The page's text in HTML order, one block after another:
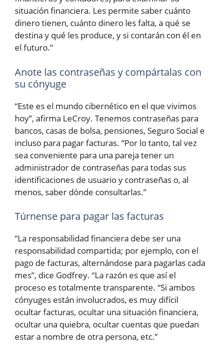
situación financiera. Les permite saber cuánto
dinero tienen, cuánto dinero les falta, a qué se
destina y qué les produce, y si contarán con él en
el futuro.”
Anote las contraseñas y compártalas con
su cónyuge
“Este es el mundo cibernético en el que vivimos
hoy”, afirma LeCroy. Tenemos contraseñas para
bancos, casas de bolsa, pensiones, Seguro Social e
incluso para pagar facturas. “Por lo tanto, tal vez
sea conveniente para una pareja tener un
administrador de contraseñas para todas sus
identificaciones de usuario y contraseñas o, al
menos, saber dónde consultarlas.”
Túrnense para pagar las facturas
“La responsabilidad financiera debe ser una
responsabilidad compartida; por ejemplo, con el
pago de facturas, alternándose para pagarlas cada
mes”, dice Godfrey. “La razón es que así el
proceso es totalmente transparente. “Si ambos
cónyuges están involucrados, es muy difícil
ocultar facturas, ocultar una situación financiera,
ocultar una quiebra, ocultar cuentas que puedan
estar a nombre de otra persona, etc.”